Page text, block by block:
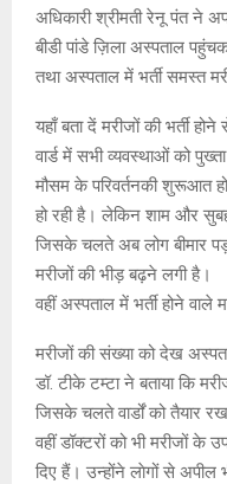
अधिकारी श्रीमती रेनू पंत ने
बीडी पांडे ज़िला अस्पताल
तथा अस्पताल में भर्ती समस्त
यहाँ बता दें मरीजों की भर्ती
वार्ड में सभी व्यवस्थाओं को
मौसम के परिवर्तनकी शुरूआत
हो रही है। लेकिन शाम और
जिसके चलते अब लोग बीमार
मरीजों की भीड़ बढ़ने लगी है।
वहीं अस्पताल में भर्ती होने वाले
मरीजों की संख्या को देख
डॉ. टीके टम्टा ने बताया कि
जिसके चलते वार्डों को तैयार
वहीं डॉक्टरों को भी मरीजों के
दिए हैं। उन्होंने लाेगों से